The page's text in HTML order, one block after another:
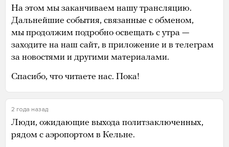
На этом мы заканчиваем нашу трансляцию.
Дальнейшие события, связанные с обменом,
мы продолжим подробно освещать с утра —
заходите на наш сайт, в приложение и в телеграм
за новостями и другими материалами.
Спасибо, что читаете нас. Пока!
2 года назад
Люди, ожидающие выхода политзаключенных,
рядом с аэропортом в Кельне.